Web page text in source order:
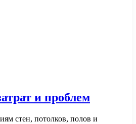
и проблем
стен, потолков, полов и